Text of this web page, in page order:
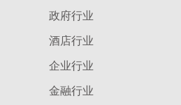
政府行业
酒店行业
企业行业
金融行业